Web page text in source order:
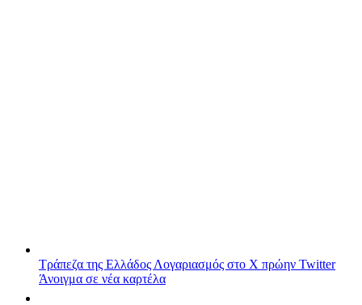
Τράπεζα της Ελλάδος Λογαριασμός στο X πρώην Twitter
Άνοιγμα σε νέα καρτέλα